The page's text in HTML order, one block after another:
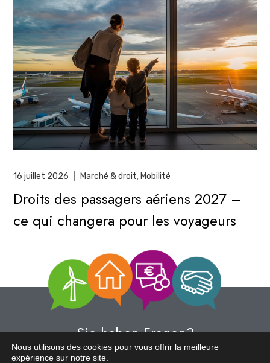
16 juillet 2026 Marché & droit,Mobilité
Droits des passagers aériens 2027 –
ce qui changera pour les voyageurs
Sie haben Fragen?
Sprechen Sie mit uns.
Nous utilisons des cookies pour vous offrir la meilleure
expérience sur notre site.